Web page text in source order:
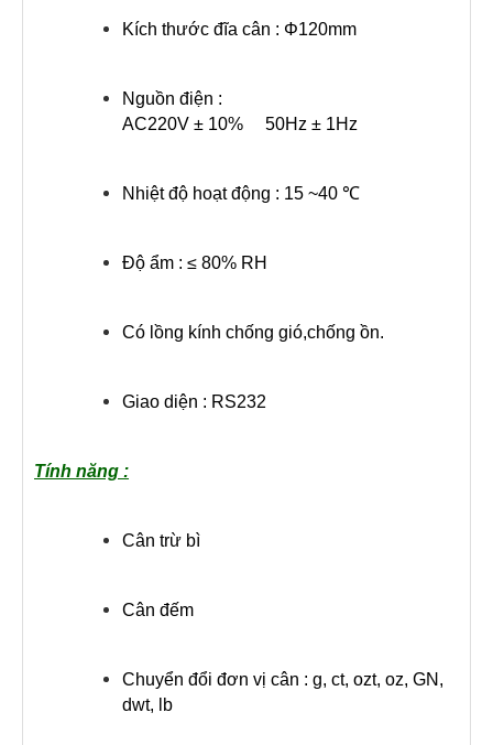
Kích thước đĩa cân : Φ120mm
Nguồn điện :
AC220V ± 10% 50Hz ± 1Hz
Nhiệt độ hoạt động : 15 ~40 ℃
Độ ẩm : ≤ 80% RH
Có lồng kính chống gió,chống ồn.
Giao diện : RS232
Tính năng :
Cân trừ bì
Cân đếm
Chuyển đổi đơn vị cân : g, ct, ozt, oz, GN,
dwt, lb